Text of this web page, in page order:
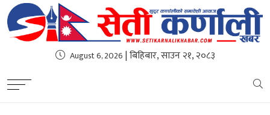
August 6, 2026 | बिहिबार, साउन २१, २०८३